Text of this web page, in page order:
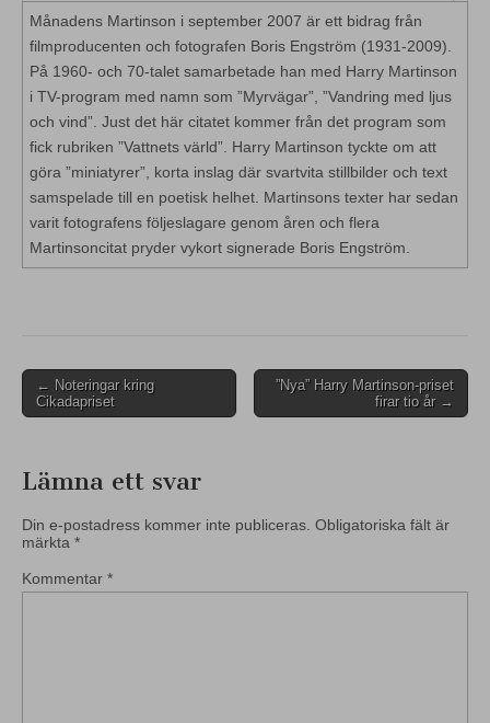
Månadens Martinson i september 2007 är ett bidrag från
filmproducenten och fotografen Boris Engström (1931-2009).
På 1960- och 70-talet samarbetade han med Harry Martinson
i TV-program med namn som ”Myrvägar”, ”Vandring med ljus
och vind”. Just det här citatet kommer från det program som
fick rubriken ”Vattnets värld”. Harry Martinson tyckte om att
göra ”miniatyrer”, korta inslag där svartvita stillbilder och text
samspelade till en poetisk helhet. Martinsons texter har sedan
varit fotografens följeslagare genom åren och flera
Martinsoncitat pryder vykort signerade Boris Engström.
Post
navigation
← Noteringar kring
Cikadapriset
”Nya” Harry Martinson-priset
firar tio år →
Lämna ett svar
Din e-postadress kommer inte publiceras. Obligatoriska fält är
märkta *
Kommentar *